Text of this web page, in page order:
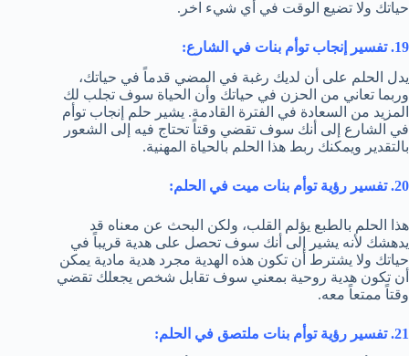
حياتك ولا تضيع الوقت في أي شيء اخر.
19. تفسير إنجاب توأم بنات في الشارع:
يدل الحلم على أن لديك رغبة في المضي قدماً في حياتك،
وربما تعاني من الحزن في حياتك وأن الحياة سوف تجلب لك
المزيد من السعادة في الفترة القادمة. يشير حلم إنجاب توأم
في الشارع إلى أنك سوف تقضي وقتاً تحتاج فيه إلى الشعور
بالتقدير ويمكنك ربط هذا الحلم بالحياة المهنية.
20. تفسير رؤية توأم بنات ميت في الحلم:
هذا الحلم بالطبع يؤلم القلب، ولكن البحث عن معناه قد
يدهشك لأنه يشير إلى أنك سوف تحصل على هدية قريباً في
حياتك ولا يشترط أن تكون هذه الهدية مجرد هدية مادية يمكن
أن تكون هدية روحية بمعني سوف تقابل شخص يجعلك تقضي
وقتاً ممتعاً معه.
21. تفسير رؤية توأم بنات ملتصق في الحلم: